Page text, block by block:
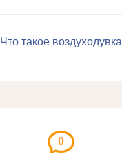
Что такое воздуходувка
0